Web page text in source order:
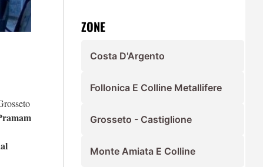
ZONE
Costa D'Argento
Follonica E Colline Metallifere
Grosseto - Castiglione
Monte Amiata E Colline